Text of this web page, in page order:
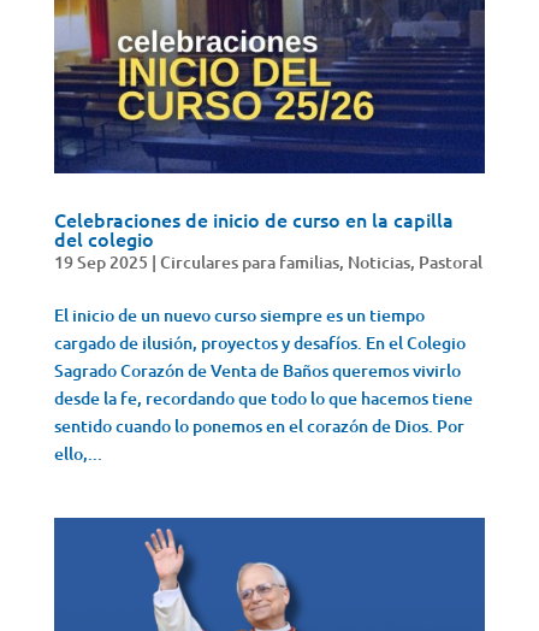
Celebraciones de inicio de curso en la capilla
del colegio
19 Sep 2025 | Circulares para familias, Noticias, Pastoral
El inicio de un nuevo curso siempre es un tiempo
cargado de ilusión, proyectos y desafíos. En el Colegio
Sagrado Corazón de Venta de Baños queremos vivirlo
desde la fe, recordando que todo lo que hacemos tiene
sentido cuando lo ponemos en el corazón de Dios. Por
ello,...